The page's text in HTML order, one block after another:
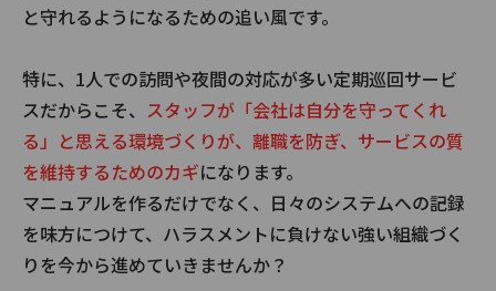
と守れるようになるための追い風です。
特に、1人での訪問や夜間の対応が多い定期巡回サービ
スだからこそ、 スタッフが「会社は自分を守ってくれ
る」と思える環境づくりが、離職を防ぎ、サービスの質
を維持するためのカギになります。
マニュアルを作るだけでなく、日々のシステムへの記録
を味方につけて、ハラスメントに負けない強い組織づく
りを今から進めていきませんか？